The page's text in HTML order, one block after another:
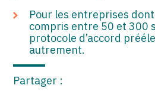
Pour les entreprises
compris entre 50 et 300
protocole d’accord
autrement.
Partager :